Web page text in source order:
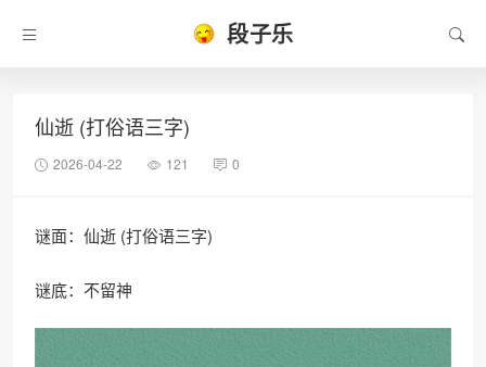
段子乐
仙逝 (打俗语三字)
2026-04-22 121 0
谜面：仙逝 (打俗语三字)
谜底：不留神